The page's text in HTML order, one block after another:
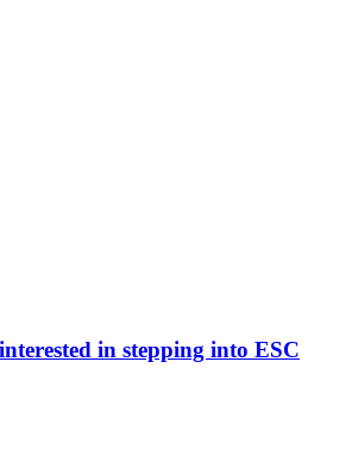
in stepping into ESC